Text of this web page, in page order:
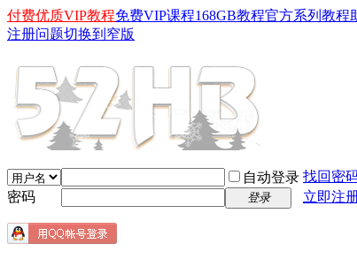
付费优质VIP教程免费VIP课程168GB教程官方系列教程
注册问题切换到窄版
自动登录 找回密
密码
登录 立即注